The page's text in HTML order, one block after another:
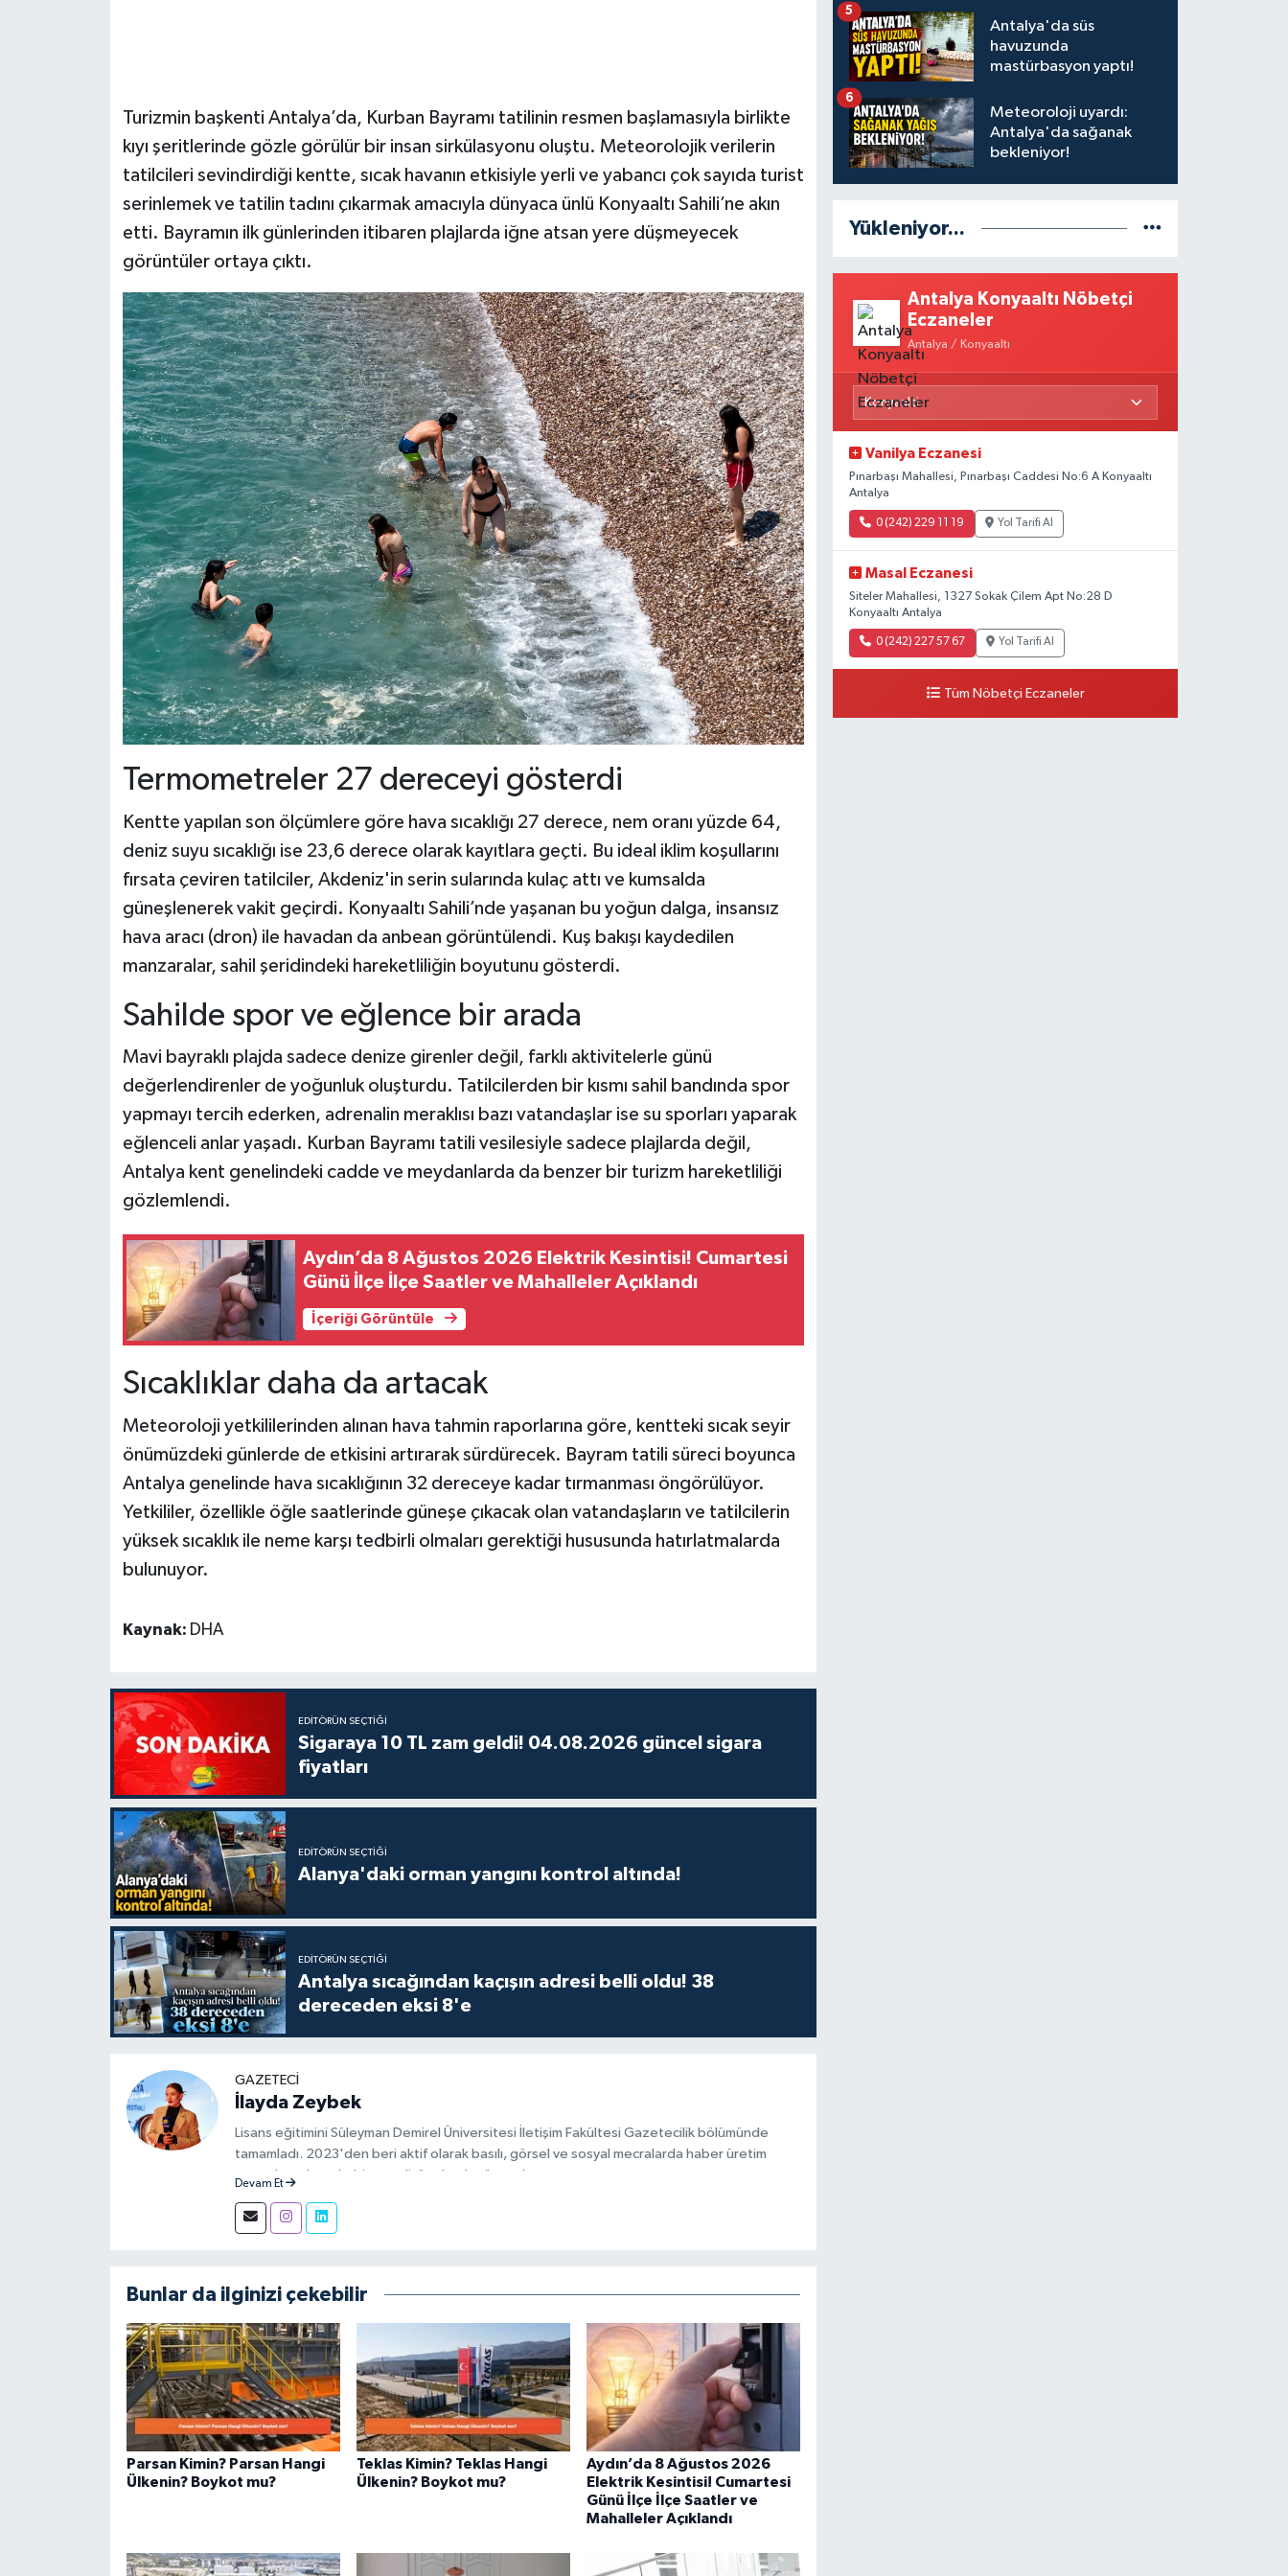
Turizmin başkenti Antalya’da, Kurban Bayramı tatilinin resmen başlamasıyla birlikte
kıyı şeritlerinde gözle görülür bir insan sirkülasyonu oluştu. Meteorolojik verilerin
tatilcileri sevindirdiği kentte, sıcak havanın etkisiyle yerli ve yabancı çok sayıda turist
serinlemek ve tatilin tadını çıkarmak amacıyla dünyaca ünlü Konyaaltı Sahili’ne akın
etti. Bayramın ilk günlerinden itibaren plajlarda iğne atsan yere düşmeyecek
görüntüler ortaya çıktı.
Termometreler 27 dereceyi gösterdi
Kentte yapılan son ölçümlere göre hava sıcaklığı 27 derece, nem oranı yüzde 64,
deniz suyu sıcaklığı ise 23,6 derece olarak kayıtlara geçti. Bu ideal iklim koşullarını
fırsata çeviren tatilciler, Akdeniz'in serin sularında kulaç attı ve kumsalda
güneşlenerek vakit geçirdi. Konyaaltı Sahili’nde yaşanan bu yoğun dalga, insansız
hava aracı (dron) ile havadan da anbean görüntülendi. Kuş bakışı kaydedilen
manzaralar, sahil şeridindeki hareketliliğin boyutunu gösterdi.
Sahilde spor ve eğlence bir arada
Mavi bayraklı plajda sadece denize girenler değil, farklı aktivitelerle günü
değerlendirenler de yoğunluk oluşturdu. Tatilcilerden bir kısmı sahil bandında spor
yapmayı tercih ederken, adrenalin meraklısı bazı vatandaşlar ise su sporları yaparak
eğlenceli anlar yaşadı. Kurban Bayramı tatili vesilesiyle sadece plajlarda değil,
Antalya kent genelindeki cadde ve meydanlarda da benzer bir turizm hareketliliği
gözlemlendi.
Aydın’da 8 Ağustos 2026 Elektrik Kesintisi! Cumartesi
Günü İlçe İlçe Saatler ve Mahalleler Açıklandı
İçeriği Görüntüle
Sıcaklıklar daha da artacak
Meteoroloji yetkililerinden alınan hava tahmin raporlarına göre, kentteki sıcak seyir
önümüzdeki günlerde de etkisini artırarak sürdürecek. Bayram tatili süreci boyunca
Antalya genelinde hava sıcaklığının 32 dereceye kadar tırmanması öngörülüyor.
Yetkililer, özellikle öğle saatlerinde güneşe çıkacak olan vatandaşların ve tatilcilerin
yüksek sıcaklık ile neme karşı tedbirli olmaları gerektiği hususunda hatırlatmalarda
bulunuyor.
Kaynak: DHA
EDITÖRÜN SEÇTIĞI
Sigaraya 10 TL zam geldi! 04.08.2026 güncel sigara
fiyatları
EDITÖRÜN SEÇTIĞI
Alanya'daki orman yangını kontrol altında!
EDITÖRÜN SEÇTIĞI
Antalya sıcağından kaçışın adresi belli oldu! 38
dereceden eksi 8'e
GAZETECI
İlayda Zeybek
Lisans eğitimini Süleyman Demirel Üniversitesi İletişim Fakültesi Gazetecilik bölümünde
tamamladı. 2023'den beri aktif olarak basılı, görsel ve sosyal mecralarda haber üretim
aşamalarında muhabir ve editör olarak görev alıyor.
Devam Et
Bunlar da ilginizi çekebilir
Parsan Kimin? Parsan Hangi
Ülkenin? Boykot mu?
Teklas Kimin? Teklas Hangi
Ülkenin? Boykot mu?
Aydın’da 8 Ağustos 2026
Elektrik Kesintisi! Cumartesi
Günü İlçe İlçe Saatler ve
Mahalleler Açıklandı
Antalya'da süs
havuzunda
mastürbasyon yaptı!
5
Meteoroloji uyardı:
Antalya'da sağanak
bekleniyor!
6
Yükleniyor...
Antalya Konyaaltı Nöbetçi
Eczaneler
Antalya / Konyaaltı
Vanilya Eczanesi
Pınarbaşı Mahallesi, Pınarbaşı Caddesi No:6 A Konyaaltı
Antalya
0 (242) 229 11 19 Yol Tarifi Al
Masal Eczanesi
Siteler Mahallesi, 1327 Sokak Çilem Apt No:28 D
Konyaaltı Antalya
0 (242) 227 57 67 Yol Tarifi Al
Tüm Nöbetçi Eczaneler